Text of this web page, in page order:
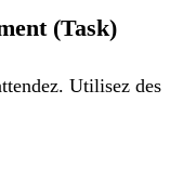
(Task)
Utilisez des